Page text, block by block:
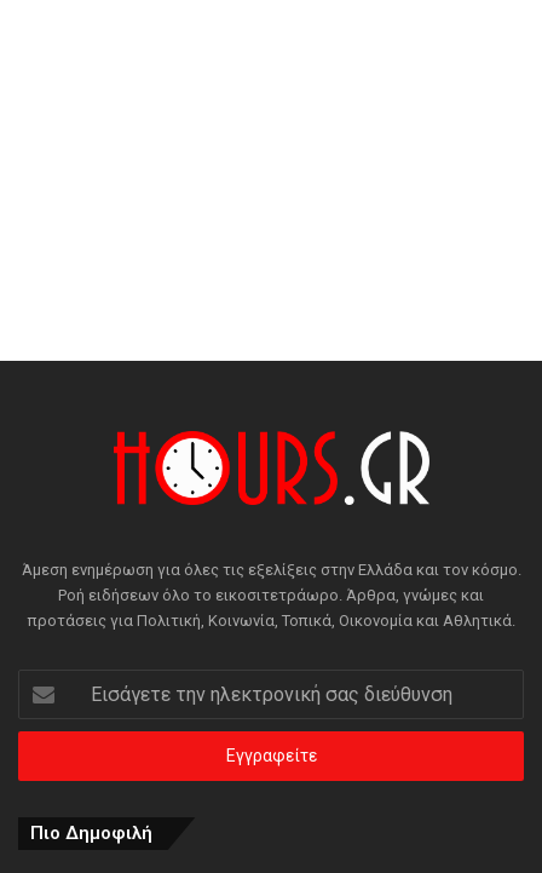
Άμεση ενημέρωση για όλες τις εξελίξεις στην Ελλάδα και τον κόσμο.
Ροή ειδήσεων όλο το εικοσιτετράωρο. Άρθρα, γνώμες και
προτάσεις για Πολιτική, Κοινωνία, Τοπικά, Οικονομία και Αθλητικά.
Εισάγετε
την
ηλεκτρονική
διεύθυνση
Πιο Δημοφιλή